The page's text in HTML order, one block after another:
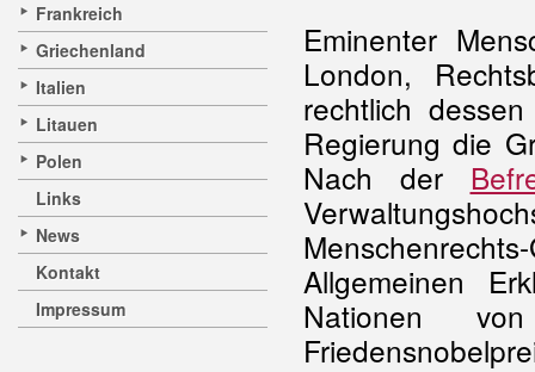
Frankreich
Griechenland
Italien
Litauen
Polen
Links
News
Kontakt
Impressum
Eminenter
London,
rechtlich
Regierung die
Nach der
Allgemeinen
Nationen